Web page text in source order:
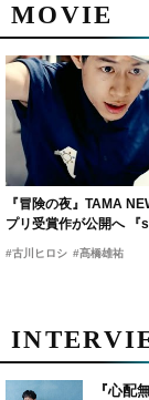
MOVIE
『冒険の夜』TAMA
プリ受賞作が公開へ 『
時上映決定
#古川ヒロシ #髙橋雄祐
『心配